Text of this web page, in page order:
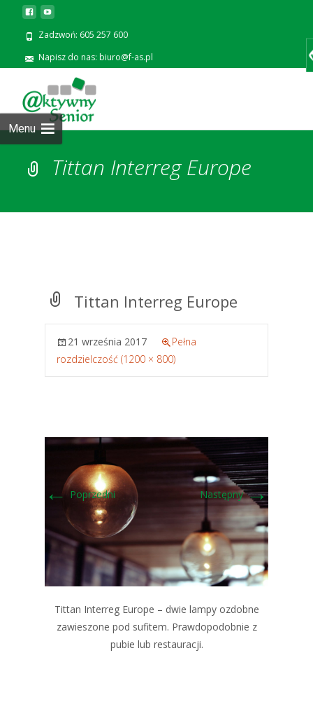
Zadzwoń: 605 257 600
Napisz do nas: biuro@f-as.pl
Menu
Tittan Interreg Europe
Tittan Interreg Europe
21 września 2017
Pełna
rozdzielczość (1200 × 800)
←Poprzedni Następny→
Tittan Interreg Europe – dwie lampy ozdobne
zawieszone pod sufitem. Prawdopodobnie z
pubie lub restauracji.